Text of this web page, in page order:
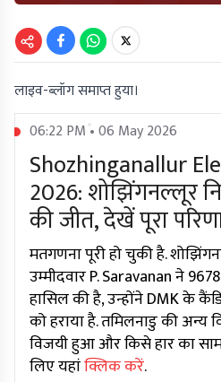
लाइव-ब्लॉग समाप्त हुया।
06:22 PM • 06 May 2026
Shozhinganallur
2026: शोझिंगनल्लूर
की जीत, देखें पूरा
मतगणना पूरी हो चुकी है.
उम्मीदवार P. Saravanan ने
हासिल की है, उन्होंने DMK के
को हराया है. तमिलनाडु की अन्य
विजयी हुआ और किसे हार का
लिए यहांक्लिक करें.